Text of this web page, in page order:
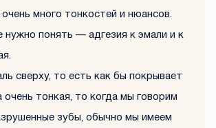
много тонкостей и нюансов.
нужно понять — адгезия к эмали и к
сверху, то есть как бы покрывает
очень тонкая, то когда мы говорим
зубы, обычно мы имеем